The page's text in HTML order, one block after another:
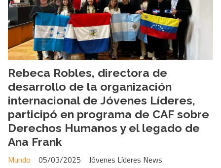
Rebeca Robles, directora de
desarrollo de la organización
internacional de Jóvenes Líderes,
participó en programa de CAF sobre
Derechos Humanos y el legado de
Ana Frank
Jóvenes Líderes News
Mundo
05/03/2025